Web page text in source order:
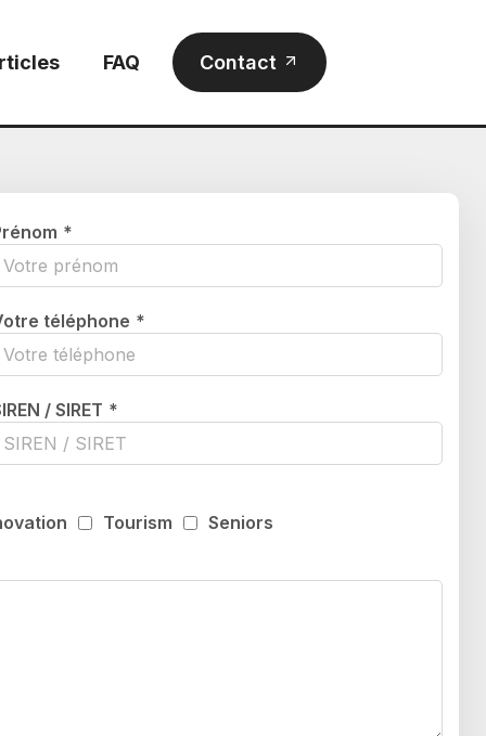
FAQ Contact
*
téléphone *
/ SIRET *
Tourism Seniors